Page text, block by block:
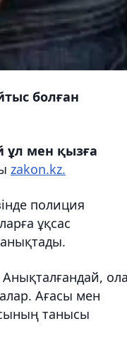
болған
ұл мен қызға
zakon.kz.
полиция
ұқсас
Ағасы мен
танысы